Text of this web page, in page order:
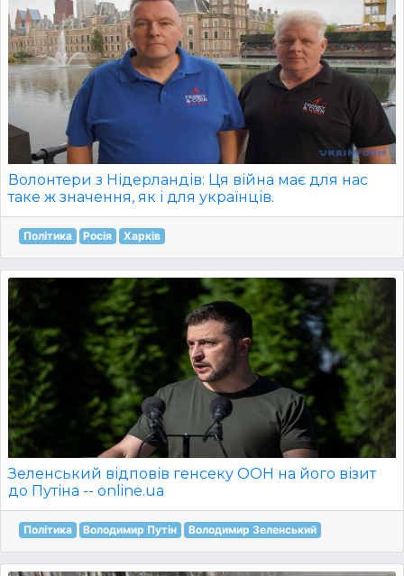
Волонтери з Нідерландів: Ця війна має для нас
таке ж значення, як і для українців.
Політика Росія Харків
Зеленський відповів генсеку ООН на його візит
до Путіна -- online.ua
Політика Володимир Путін Володимир Зеленський